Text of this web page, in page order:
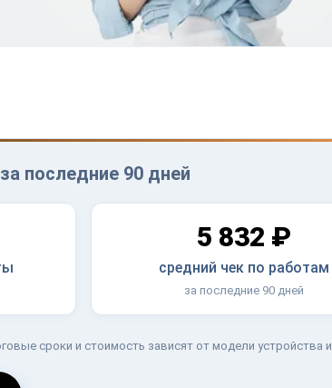
последние 90 дней
5 832 ₽
средний чек по работам
за последние 90 дней
сроки и стоимость зависят от модели устройства и